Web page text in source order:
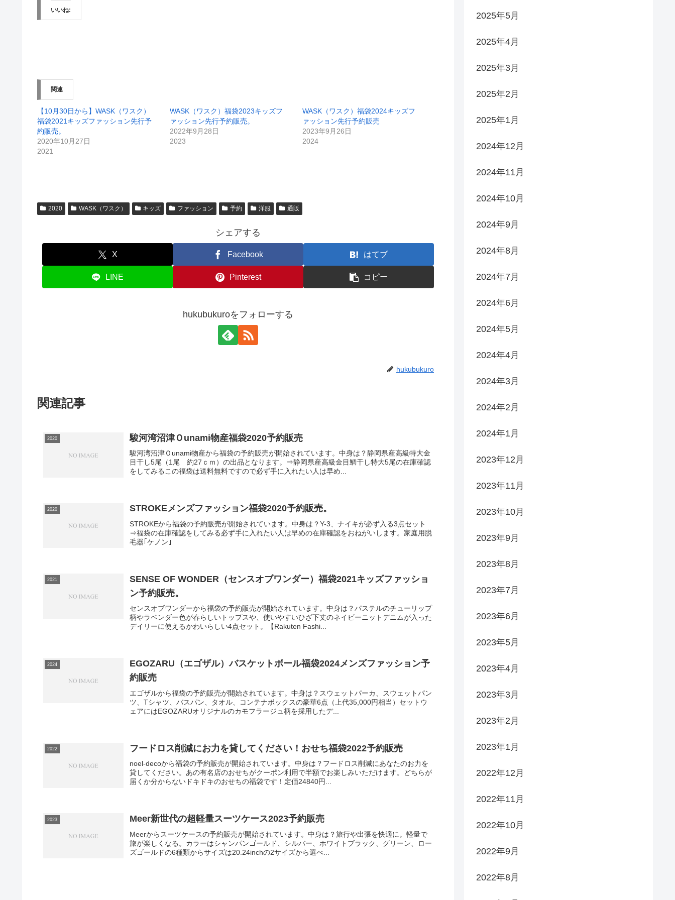
いいね:
関連
【10月30日から】WASK（ワスク）
福袋2021キッズファッション先行予
約販売。
2020年10月27日
2021
WASK（ワスク）福袋2023キッズフ
ァッション先行予約販売。
2022年9月28日
2023
WASK（ワスク）福袋2024キッズフ
ァッション先行予約販売
2023年9月26日
2024
2020 WASK（ワスク） キッズ ファッション 予約 洋服 通販
シェアする
X Facebook はてブ
LINE Pinterest コピー
hukubukuroをフォローする
hukubukuro
関連記事
2020 駿河湾沼津Ｏunami物産福袋2020予約販売
駿河湾沼津Ｏunami物産から福袋の予約販売が開始されています。中身は？静岡県産高級特大金
目干し5尾（1尾 約27ｃｍ）の出品となります。⇒静岡県産高級金目鯛干し特大5尾の在庫確認
をしてみるこの福袋は送料無料ですので必ず手に入れたい人は早め...
2020 STROKEメンズファッション福袋2020予約販売。
STROKEから福袋の予約販売が開始されています。中身は？Y-3、ナイキが必ず入る3点セット
⇒福袋の在庫確認をしてみる必ず手に入れたい人は早めの在庫確認をおねがいします。家庭用脱
毛器｢ケノン｣
2021
SENSE OF WONDER（センスオブワンダー）福袋2021キッズファッショ
ン予約販売。
センスオブワンダーから福袋の予約販売が開始されています。中身は？パステルのチューリップ
柄やラベンダー色が春らしいトップスや、使いやすいひざ下丈のネイビーニットデニムが入った
デイリーに使えるかわいらしい4点セット。【Rakuten Fashi...
2024
EGOZARU（エゴザル）バスケットボール福袋2024メンズファッション予
約販売
エゴザルから福袋の予約販売が開始されています。中身は？スウェットパーカ、スウェットパン
ツ、Tシャツ、バスパン、タオル、コンテナボックスの豪華6点（上代35,000円相当）セットウ
ェアにはEGOZARUオリジナルのカモフラージュ柄を採用したデ...
2022 フードロス削減にお力を貸してください！おせち福袋2022予約販売
noel-decoから福袋の予約販売が開始されています。中身は？フードロス削減にあなたのお力を
貸してください。あの有名店のおせちがクーポン利用で半額でお楽しみいただけます。どちらが
届くか分からないドキドキのおせちの福袋です！定価24840円...
2023 Meer新世代の超軽量スーツケース2023予約販売
Meerからスーツケースの予約販売が開始されています。中身は？旅行や出張を快適に。軽量で
旅が楽しくなる。カラーはシャンパンゴールド、シルバー、ホワイトブラック、グリーン、ロー
ズゴールドの6種類からサイズは20.24inchの2サイズから選べ...
2025年5月
2025年4月
2025年3月
2025年2月
2025年1月
2024年12月
2024年11月
2024年10月
2024年9月
2024年8月
2024年7月
2024年6月
2024年5月
2024年4月
2024年3月
2024年2月
2024年1月
2023年12月
2023年11月
2023年10月
2023年9月
2023年8月
2023年7月
2023年6月
2023年5月
2023年4月
2023年3月
2023年2月
2023年1月
2022年12月
2022年11月
2022年10月
2022年9月
2022年8月